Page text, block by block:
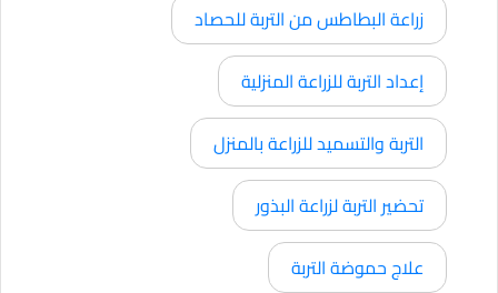
زراعة البطاطس من التربة للحصاد
إعداد التربة للزراعة المنزلية
التربة والتسميد للزراعة بالمنزل
تحضير التربة لزراعة البذور
علاج حموضة التربة